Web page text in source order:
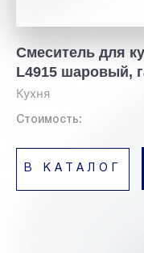
Смеситель для
L4915 шаровый,
Кухня
Стоимость:
В КАТАЛОГ